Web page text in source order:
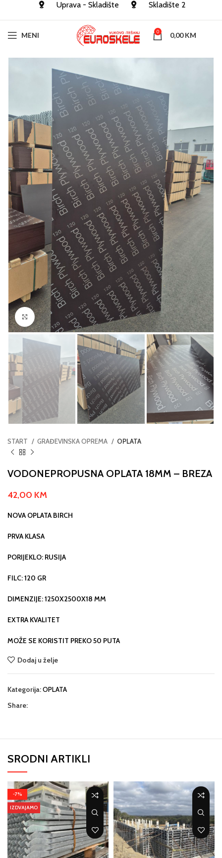
Uprava - Skladište Skladište 2
MENI 0 0,00KM
Click to enlarge
START GRAĐEVINSKA OPREMA OPLATA
VODONEPROPUSNA OPLATA 18MM – BREZA
42,00 KM
NOVA OPLATA BIRCH
PRVA KLASA
PORIJEKLO: RUSIJA
FILC: 120 GR
DIMENZIJE: 1250X2500X18 MM
EXTRA KVALITET
MOŽE SE KORISTIT PREKO 50 PUTA
Dodaj u želje
Kategorija:OPLATA
Share:
SRODNI ARTIKLI
-7%
IZDVAJAMO